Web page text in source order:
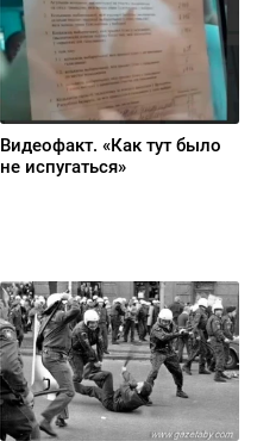
Видеофакт. «Как тут было
не испугаться»